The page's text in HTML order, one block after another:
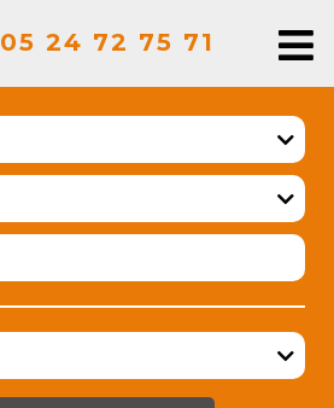
05 24 72 75 71